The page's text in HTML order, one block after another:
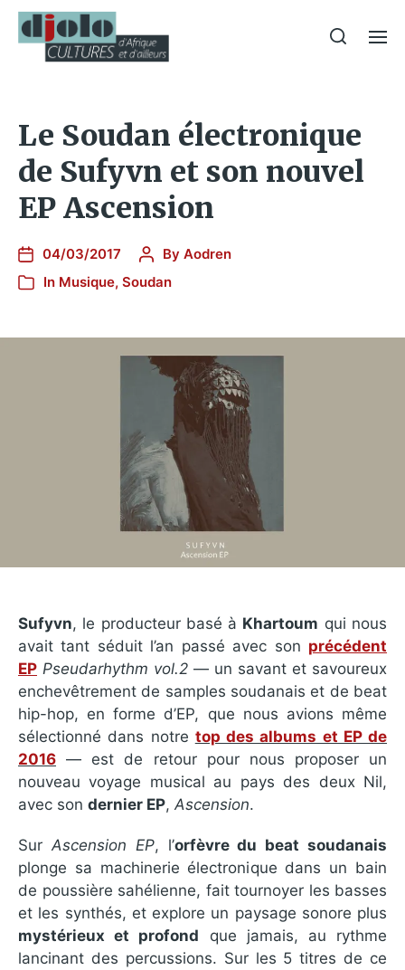
Le Soudan électronique
de Sufyvn et son nouvel
EP Ascension
04/03/2017 By Aodren
In Musique, Soudan
Sufyvn, le producteur basé à Khartoum qui nous
avait tant séduit l’an passé avec son précédent
EP Pseudarhythm vol.2 — un savant et savoureux
enchevêtrement de samples soudanais et de beat
hip-hop, en forme d’EP, que nous avions même
sélectionné dans notre top des albums et EP de
2016 — est de retour pour nous proposer un
nouveau voyage musical au pays des deux Nil,
avec son dernier EP, Ascension.
Sur Ascension EP, l’orfèvre du beat soudanais
plonge sa machinerie électronique dans un bain
de poussière sahélienne, fait tournoyer les basses
et les synthés, et explore un paysage sonore plus
mystérieux et profond que jamais, au rythme
lancinant des percussions. Sur les 5 titres de ce